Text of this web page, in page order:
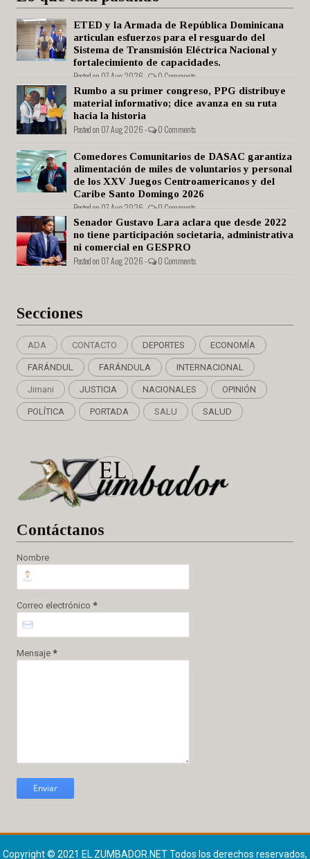
ETED y la Armada de República Dominicana
articulan esfuerzos para el resguardo del
Sistema de Transmisión Eléctrica Nacional y
fortalecimiento de capacidades.
Posted on 07 Aug 2026 - 0 Comments
Rumbo a su primer congreso, PPG distribuye
material informativo; dice avanza en su ruta
hacia la historia
Posted on 07 Aug 2026 - 0 Comments
Comedores Comunitarios de DASAC garantiza
alimentación de miles de voluntarios y personal
de los XXV Juegos Centroamericanos y del
Caribe Santo Domingo 2026
Posted on 07 Aug 2026 - 0 Comments
Senador Gustavo Lara aclara que desde 2022
no tiene participación societaria, administrativa
ni comercial en GESPRO
Posted on 07 Aug 2026 - 0 Comments
Secciones
ADA CONTACTO DEPORTES ECONOMÍA
FARÁNDUL FARÁNDULA INTERNACIONAL
Jimani JUSTICIA NACIONALES OPINIÓN
POLÍTICA PORTADA SALU SALUD
Contáctanos
Nombre
Correo electrónico *
Mensaje *
Copyright © 2021 EL ZUMBADOR.NETTodos los derechos reservados,